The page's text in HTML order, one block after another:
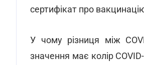
сертифікат про
У чому різниця між
значення має колір